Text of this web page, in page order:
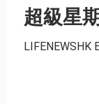
超級星
LIFENEWSHK